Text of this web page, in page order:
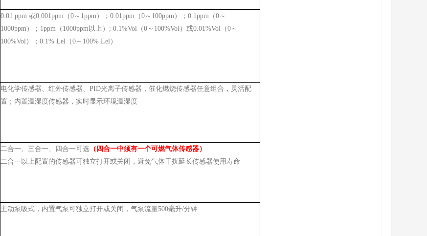
0.01 ppm 或0.001ppm（0～1ppm）；0.01ppm（0～100ppm）；0.1ppm（0～
1000ppm）；1ppm（1000ppm以上）; 0.1%Vol（0～100%Vol）或0.01%Vol（0～
100%Vol）；0.1% Lel（0～100% Lel）
电化学传感器、红外传感器、PID光离子传感器，催化燃烧传感器任意组合，灵活配
置；内置温湿度传感器，实时显示环境温湿度
二合一、三合一、四合一可选 （四合一中须有一个可燃气体传感器）
二合一以上配置的传感器可独立打开或关闭，避免气体干扰延长传感器使用寿命
主动泵吸式，内置气泵可独立打开或关闭，气泵流量500毫升/分钟